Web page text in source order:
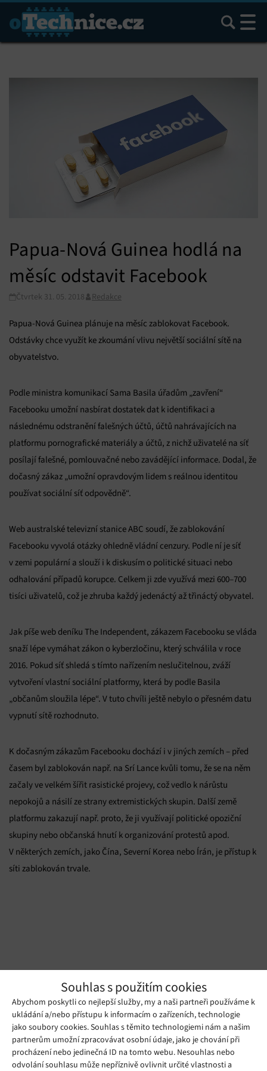
Souhlas s použitím cookies
Abychom poskytli co nejlepší služby, my a naši partneři používáme k
ukládání a/nebo přístupu k informacím o zařízeních, technologie
jako soubory cookies. Souhlas s těmito technologiemi nám a našim
partnerům umožní zpracovávat osobní údaje, jako je chování při
procházení nebo jedinečná ID na tomto webu. Nesouhlas nebo
odvolání souhlasu může nepříznivě ovlivnit určité vlastnosti a
Hledat
Papua-Nová Guinea hodlá na
měsíc odstavit Facebook
Čtvrtek 31. 05. 2018 Redakce
Papua-Nová Guinea plánuje na měsíc zablokovat Facebook.
Odstávky chce využít ke zkoumání vlivu největší sociální sítě na
obyvatelstvo.
Podle ministra komunikací Sama Basila úřadům „zavření“
Facebooku umožní nasbírat dostatek dat k identifikaci a
následnému odstranění falešných účtů, účtů nahrávajících na
platformu pornografické materiály a účtů, z nichž uživatelé na síť
posílají falešné, pomlouvačné nebo zavádějící informace. Dodal, že
dočasný zákaz „umožní opravdovým lidem s reálnou identitou
používat sociální síť odpovědně“.
Web australské televizní stanice ABC soudí, že zablokování
Facebooku vyvolá otázky ohledně vládní cenzury. Podle ní je síť
v zemi populární a slouží i k diskusím o politické situaci nebo
odhalování případů korupce. Celkem ji zde využívá mezi 600–700
tisíci uživatelů, což je zhruba každý jedenáctý až třináctý obyvatel.
Jak píše web deníku The Independent, zákazem Facebooku se vláda
snaží lépe vymáhat zákon o kyberzločinu, který schválila v roce
2016. Pokud síť shledá s tímto nařízením neslučitelnou, zváží
vytvoření vlastní sociální platformy, která by podle Basila
„občanům sloužila lépe“. V tuto chvíli ještě nebylo o přesném datu
vypnutí sítě rozhodnuto.
K dočasným zákazům Facebooku dochází i v jiných zemích – před
časem byl zablokován např. na Srí Lance kvůli tomu, že se na něm
začaly ve velkém šířit rasistické projevy, což vedlo k nárůstu
nepokojů a násilí ze strany extremistických skupin. Další země
platformu zakazují např. proto, že ji využívají politické opoziční
skupiny nebo občanská hnutí k organizování protestů apod.
V některých zemích, jako Čína, Severní Korea nebo Írán, je přístup k
síti zablokován trvale.
Mohlo by se vám líbit